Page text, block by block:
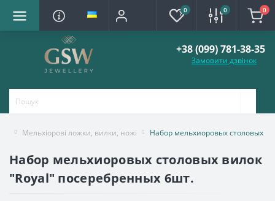
0 0 0
+38 (099) 781-38-35
Замовити дзвінок
Мельхіорові ложки, вилки, ножі Набор мельхиоровых столовых
Набор мельхиоровых столовых вилок
"Royal" посеребренных 6шт.